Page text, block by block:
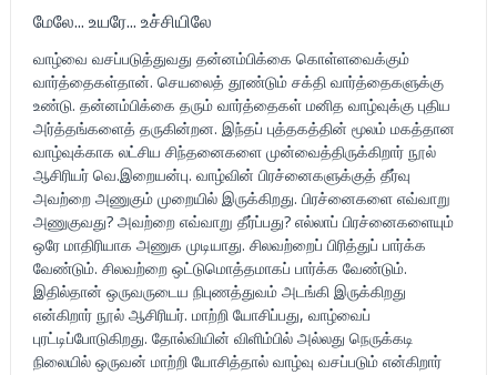
மேலே... உயரே... உச்சியிலே
வாழ்வை வசப்படுத்துவது தன்னம்பிக்கை கொள்ளவைக்கும்
வார்த்தைகள்தான். செயலைத் தூண்டும் சக்தி வார்த்தைகளுக்கு
உண்டு. தன்னம்பிக்கை தரும் வார்த்தைகள் மனித வாழ்வுக்கு புதிய
அர்த்தங்களைத் தருகின்றன. இந்தப் புத்தகத்தின் மூலம் மகத்தான
வாழ்வுக்காக லட்சிய சிந்தனைகளை முன்வைத்திருக்கிறார் நூல்
ஆசிரியர் வெ.இறையன்பு. வாழ்வின் பிரச்னைகளுக்குத் தீர்வு
அவற்றை அணுகும் முறையில் இருக்கிறது. பிரச்னைகளை எவ்வாறு
அணுகுவது? அவற்றை எவ்வாறு தீர்ப்பது? எல்லாப் பிரச்னைகளையும்
ஒரே மாதிரியாக அணுக முடியாது. சிலவற்றைப் பிரித்துப் பார்க்க
வேண்டும். சிலவற்றை ஒட்டுமொத்தமாகப் பார்க்க வேண்டும்.
இதில்தான் ஒருவருடைய நிபுணத்துவம் அடங்கி இருக்கிறது
என்கிறார் நூல் ஆசிரியர். மாற்றி யோசிப்பது, வாழ்வைப்
புரட்டிப்போடுகிறது. தோல்வியின் விளிம்பில் அல்லது நெருக்கடி
நிலையில் ஒருவன் மாற்றி யோசித்தால் வாழ்வு வசப்படும் என்கிறார்